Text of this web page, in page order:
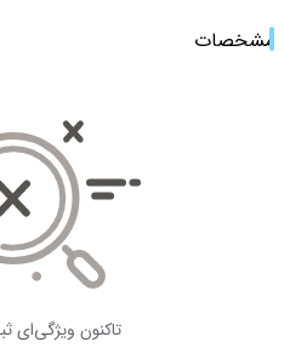
مشخصات
تاکنون